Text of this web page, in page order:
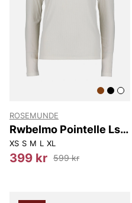
ROSEMUNDE
Rwbelmo Pointelle Ls
T-shirt
XS S M L XL
399 kr 599 kr